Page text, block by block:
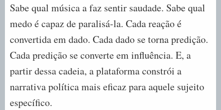
Sabe qual música a faz sentir saudade. Sabe qual
medo é capaz de paralisá-la. Cada reação é
convertida em dado. Cada dado se torna predição.
Cada predição se converte em influência. E, a
partir dessa cadeia, a plataforma constrói a
narrativa política mais eficaz para aquele sujeito
específico.